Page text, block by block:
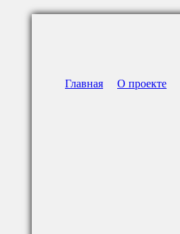
Главная О проекте